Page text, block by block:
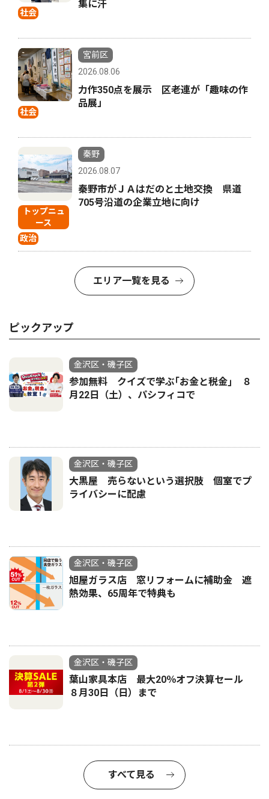
社会
集に汗
社会
宮前区
2026.08.06
力作350点を展示 区老連が「趣味の作
品展」
トップニュ
ース
政治
秦野
2026.08.07
秦野市がＪＡはだのと土地交換 県道
705号沿道の企業立地に向け
エリア一覧を見る
ピックアップ
金沢区・磯子区
参加無料 クイズで学ぶ｢お金と税金｣ ８
月22日（土）、パシフィコで
金沢区・磯子区
大黒屋 売らないという選択肢 個室でプ
ライバシーに配慮
金沢区・磯子区
旭屋ガラス店 窓リフォームに補助金 遮
熱効果、65周年で特典も
金沢区・磯子区
葉山家具本店 最大20％オフ決算セール
８月30日（日）まで
すべて見る